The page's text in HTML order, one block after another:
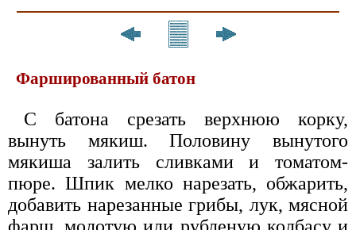
Фаршированный батон
С батона срезать верхнюю корку,
вынуть мякиш. Половину вынутого
мякиша залить сливками и томатом-
пюре. Шпик мелко нарезать, обжарить,
добавить нарезанные грибы, лук, мясной